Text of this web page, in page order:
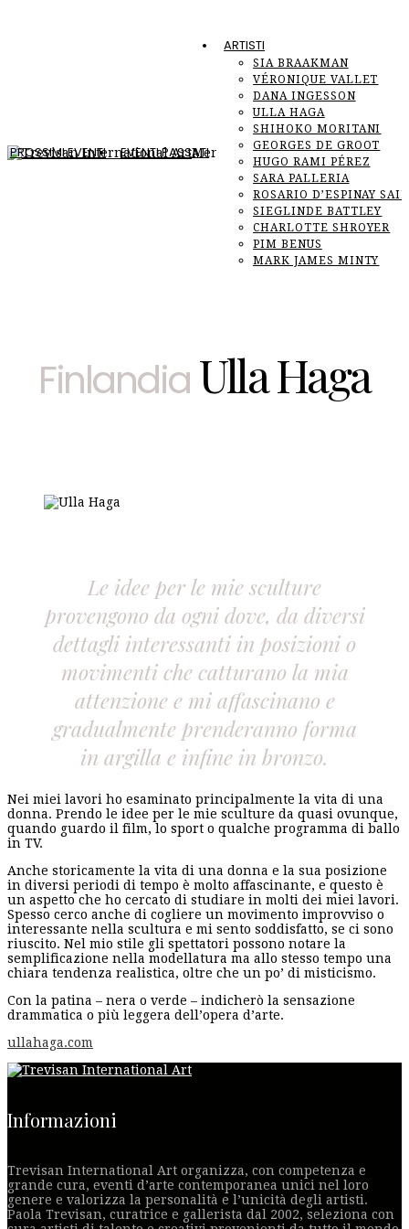
Menu
PROSSIMI EVENTI EVENTI PASSATI
ARTISTI
SIA BRAAKMAN
VÉRONIQUE VALLET
DANA INGESSON
ULLA HAGA
SHIHOKO MORITANI
GEORGES DE GROOT
HUGO RAMI PÉREZ
SARA PALLERIA
ROSARIO D’ESPINAY
SIEGLINDE BATTLEY
CHARLOTTE SHROYER
PIM BENUS
MARK JAMES MINTY
FinlandiaUlla Haga
Le idee per le mie sculture
provengono da ogni dove, da diversi
dettagli interessanti in posizioni o
movimenti che catturano la mia
attenzione e mi affascinano e
gradualmente prenderanno forma
in argilla e infine in bronzo.
Nei miei lavori ho esaminato principalmente la vita di una
donna. Prendo le idee per le mie sculture da quasi ovunque,
quando guardo il film, lo sport o qualche programma di ballo
in TV.
Anche storicamente la vita di una donna e la sua posizione
in diversi periodi di tempo è molto affascinante, e questo è
un aspetto che ho cercato di studiare in molti dei miei lavori.
Spesso cerco anche di cogliere un movimento improvviso o
interessante nella scultura e mi sento soddisfatto, se ci sono
riuscito. Nel mio stile gli spettatori possono notare la
semplificazione nella modellatura ma allo stesso tempo una
chiara tendenza realistica, oltre che un po’ di misticismo.
Con la patina – nera o verde – indicherò la sensazione
drammatica o più leggera dell’opera d’arte.
ullahaga.com
Informazioni
Trevisan International Art organizza, con competenza e
grande cura, eventi d’arte contemporanea unici nel loro
genere e valorizza la personalità e l’unicità degli artisti.
Paola Trevisan, curatrice e gallerista dal 2002, seleziona con